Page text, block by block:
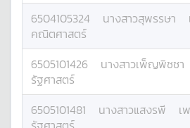
6504105324 นางสาวสุพรรษา
คณิตศาสตร์
6505101426 นางสาวเพ็ญพิชชา
รัฐศาสตร์
6505101481 นางสาวแสงรพี เ